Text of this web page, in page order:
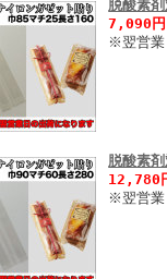
脱酸素
7,090
※翌営業
脱酸素
12,780
※翌営業